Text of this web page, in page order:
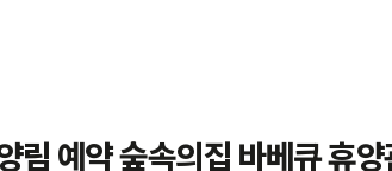
림 예약 숲속의집 바베큐 휴양